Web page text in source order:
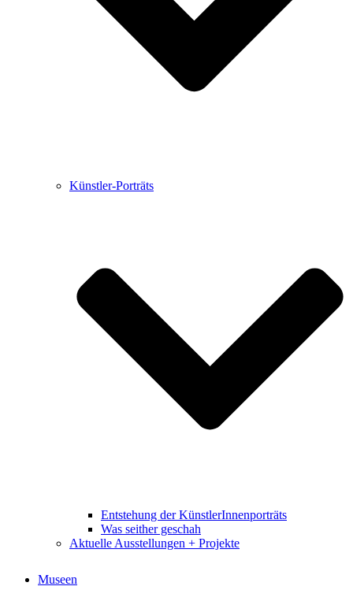
Buchbesprechungen von Harald Schwiers
Haralds Streifzüge
Hörtipps von Harald Schwiers
Kunstausflüge mit Sigrid Balke
Marc Peschke – Out of The Länd
Buchtipps von Uli Rothfuss
Künstler-Porträts
Entstehung der KünstlerInnenporträts
Was seither geschah
Aktuelle Ausstellungen + Projekte
Museen